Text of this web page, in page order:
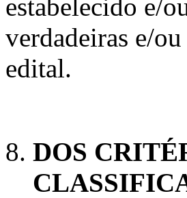
estabelecido e/
verdadeiras e/
edital.
DOS